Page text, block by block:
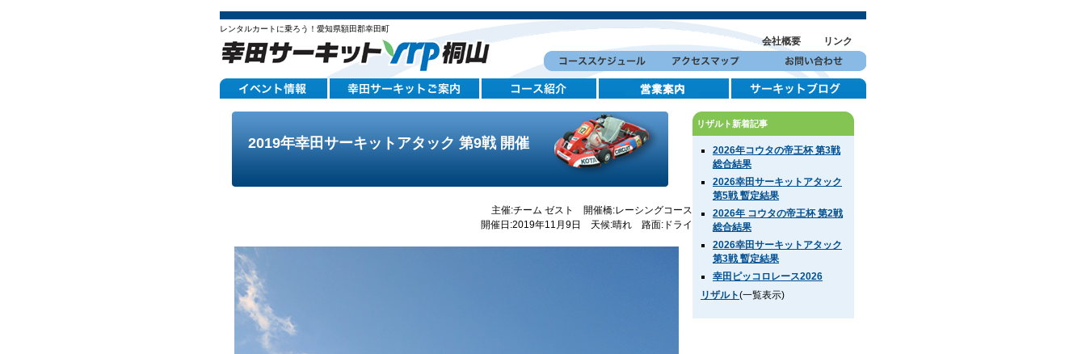
レンタルカートに乗ろう！愛知県額田郡幸田町
リンク
会社概要
リザルト新着記事
2026年コウタの帝王杯 第3戦
総合結果
2026幸田サーキットアタック
第5戦 暫定結果
2026年 コウタの帝王杯 第2戦
総合結果
2026幸田サーキットアタック
第3戦 暫定結果
幸田ピッコロレース2026
リザルト(一覧表示)
2019年幸田サーキットアタック 第9戦 開催
主催:チーム ゼスト 開催橋:レーシングコース
開催日:2019年11月9日 天候:晴れ 路面:ドライ